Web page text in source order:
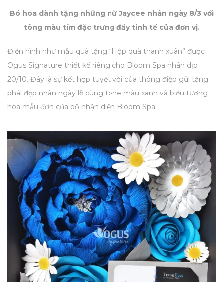
Bó hoa dành tặng những nữ Jaycee nhân ngày 8/3 với
tông màu tím đặc trưng đầy tinh tế của đơn vị.
Điển hình như mẫu quà tặng “Hộp quà thanh xuân” được
Ogus Signature thiết kế riêng cho Bloom Spa nhân dịp
20/10. Đây là sự kết hợp tuyệt vời của thông điệp gửi tặng
phái đẹp nhân ngày lễ cùng tone màu xanh và biểu tượng
hoa mẫu đơn của bộ nhận diện Bloom Spa.